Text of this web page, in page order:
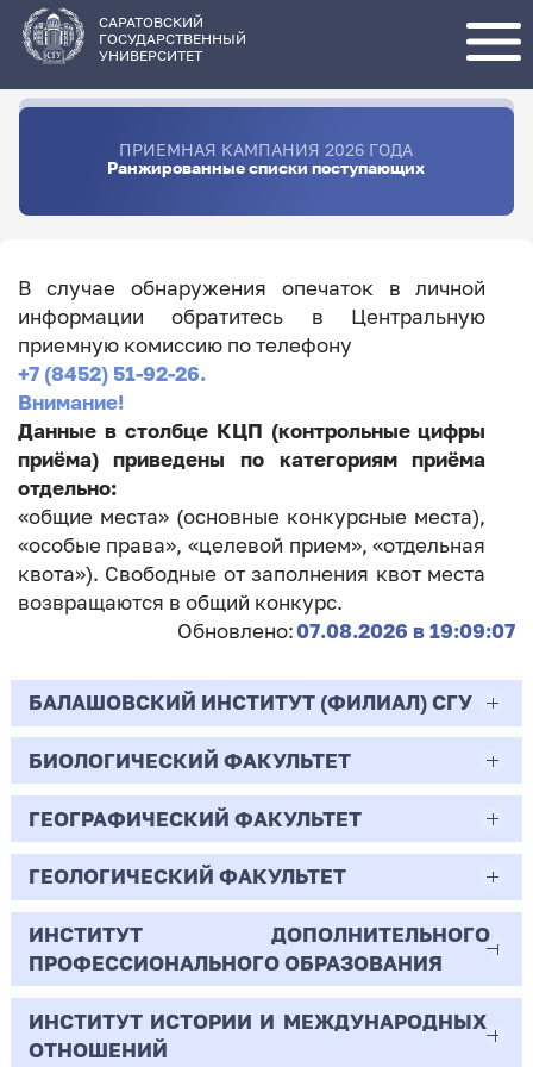
основному
содержанию
САРАТОВСКИЙ
ГОСУДАРСТВЕННЫЙ
УНИВЕРСИТЕТ
ПРИЕМНАЯ КАМПАНИЯ 2026 ГОДА
Ранжированные списки поступающих
В случае обнаружения опечаток в личной
информации обратитесь в Центральную
приемную комиссию по телефону
+7 (8452) 51-92-26.
Внимание!
Данные в столбце КЦП (контрольные цифры
приёма) приведены по категориям приёма
отдельно:
«общие места» (основные конкурсные места),
«особые права», «целевой прием», «отдельная
квота»). Свободные от заполнения квот места
возвращаются в общий конкурс.
Обновлено:07.08.2026 в 19:09:07
БАЛАШОВСКИЙ ИНСТИТУТ (ФИЛИАЛ) СГУ
44.03.02
Психолого-педагогическое образование
Очная | Бакалавр
Всего бюджетных мест - 10
Бюджет/
Общие места
Профиль: Практическая
психология образования
БИОЛОГИЧЕСКИЙ ФАКУЛЬТЕТ
06.03.01
Биология
Очная | Бакалавр
Всего бюджетных мест - 50
Бюджет/Общие места
ГЕОГРАФИЧЕСКИЙ ФАКУЛЬТЕТ
05.03.02
География
Очная | Бакалавр
Всего бюджетных мест - 15
ГЕОЛОГИЧЕСКИЙ ФАКУЛЬТЕТ
05.03.01
Геология
Очная | Бакалавр
ИНСТИТУТ ДОПОЛНИТЕЛЬНОГО
ПРОФЕССИОНАЛЬНОГО ОБРАЗОВАНИЯ
38.03.02
ИНСТИТУТ ИСТОРИИ И МЕЖДУНАРОДНЫХ
ОТНОШЕНИЙ